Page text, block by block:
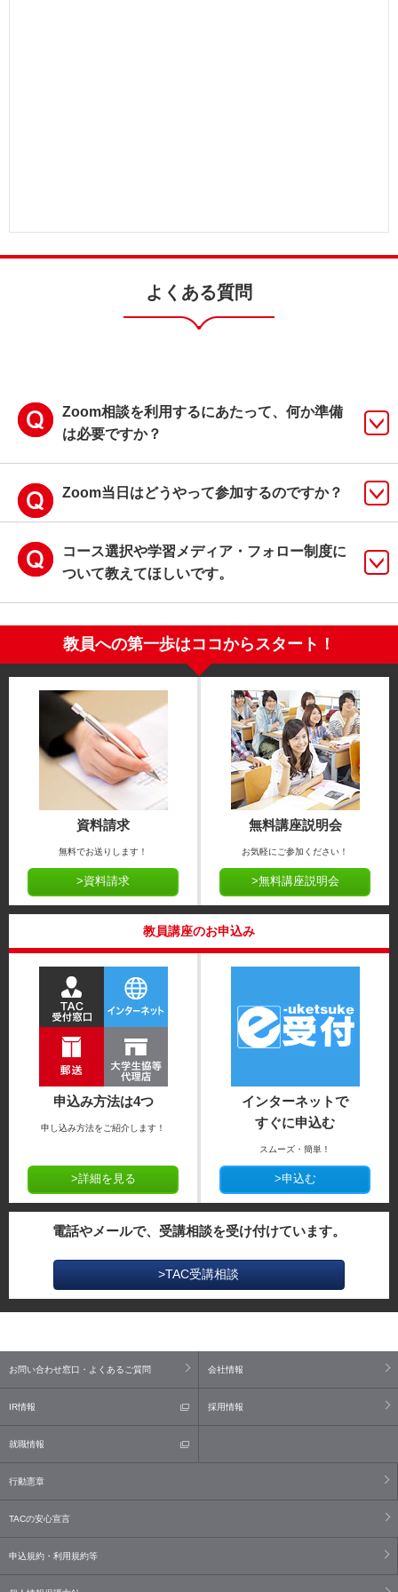
よくある質問
Zoom相談を利用するにあたって、何か準備
は必要ですか？
Zoom当日はどうやって参加するのですか？
コース選択や学習メディア・フォロー制度に
ついて教えてほしいです。
教員への第一歩はココからスタート！
資料請求
無料でお送りします！
>資料請求
無料講座説明会
お気軽にご参加ください！
>無料講座説明会
教員講座のお申込み
申込み方法は4つ
申し込み方法をご紹介します！
>詳細を見る
インターネットで
すぐに申込む
スムーズ・簡単！
>申込む
電話やメールで、受講相談を受け付けています。
>TAC受講相談
お問い合わせ窓口・よくあるご質問 会社情報
IR情報 採用情報
就職情報
行動憲章
TACの安心宣言
申込規約・利用規約等